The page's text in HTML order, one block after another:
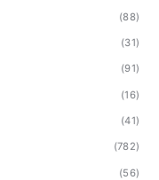
(88)
(31)
(91)
(16)
(41)
(782)
(56)